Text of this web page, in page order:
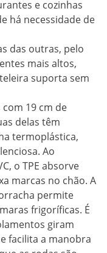
e cozinhas
há necessidade de
das outras, pelo
mais altos,
suporta sem
19 cm de
delas têm
termoplástica,
Ao
o TPE absorve
marcas no chão. A
permite
frigoríficas. É
giram
facilita a manobra